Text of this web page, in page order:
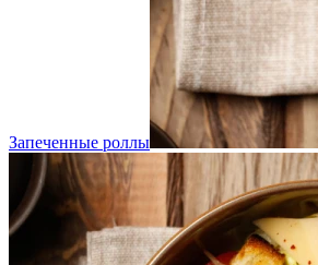
Запеченные роллы